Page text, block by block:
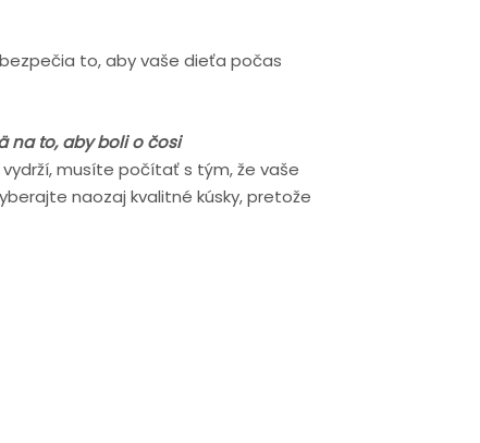
to, aby vaše dieťa počas
na to, aby boli o čosi
musíte počítať s tým, že vaše
naozaj kvalitné kúsky, pretože